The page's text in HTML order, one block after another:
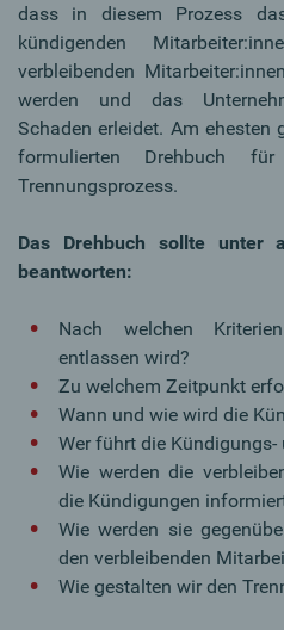
dass in diesem Prozess
kündigenden
verbleibenden
werden und das
Schaden erleidet. Am
formulierten Drehbuch
Trennungsprozess.
Das Drehbuch sollte unter
beantworten:
Nach welchen
entlassen wird?
Zu welchem Zeitpunkt
Wann und wie wird die
Wer führt die
Wie werden die
die Kündigungen
Wie werden sie
den verbleibenden
Wie gestalten wir den